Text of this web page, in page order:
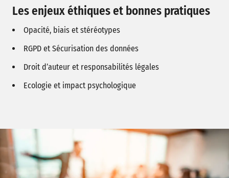
Les enjeux éthiques et bonnes pratiques
Opacité, biais et stéréotypes
RGPD et Sécurisation des données
Droit d’auteur et responsabilités légales
Ecologie et impact psychologique